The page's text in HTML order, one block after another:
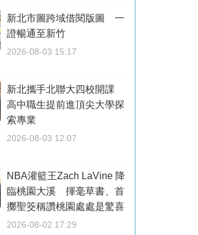
新北市圖跨域借閱版圖 一
證暢通至新竹
2026-08-03 15:17
新北攜手北聯大四校開課
高中職生提前進頂尖大學探
索專業
2026-08-03 12:07
NBA灌籃王Zach LaVine 降
臨桃園大溪 揮毫草書、首
擲聖筊稱讚桃園處處是驚喜
2026-08-02 17:29